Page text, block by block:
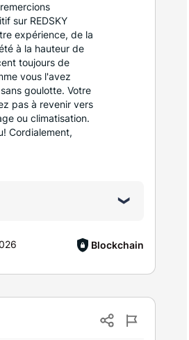
sur REDSKY
expérience, de la
à la hauteur de
toujours de
vous l'avez
goulotte. Votre
pas à revenir vers
ou climatisation.
Cordialement,
Blockchain